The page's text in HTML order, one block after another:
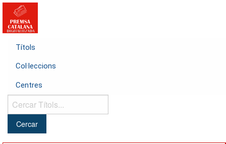
Títols
Col·leccions
Centres
Cercar
Títols...